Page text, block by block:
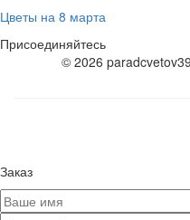
Цветы на 8 марта
Присоединяйтесь
© 2026
Заказ